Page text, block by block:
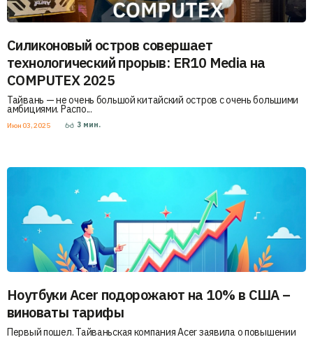
Силиконовый остров совершает
технологический прорыв: ER10 Media на
COMPUTEX 2025
Тайвань — не очень большой китайский остров с очень большими
амбициями. Распо...
Июн 03, 2025 3 мин.
Ноутбуки Acer подорожают на 10% в США –
виноваты тарифы
Первый пошел. Тайваньская компания Acer заявила о повышении